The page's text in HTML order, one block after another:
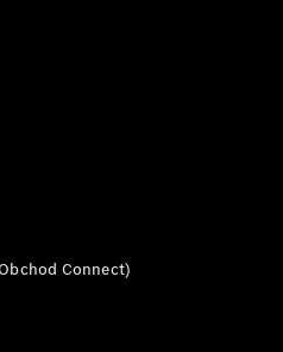
Connect)